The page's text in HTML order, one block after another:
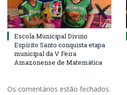
Escola Municipal Divino
Espírito Santo conquista etapa
municipal da V Feira
Amazonense de Matemática
Os comentários estão fechados.